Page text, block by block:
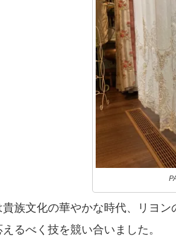
貴族文化の華やかな時代、リヨ
るべく技を競い合いました。